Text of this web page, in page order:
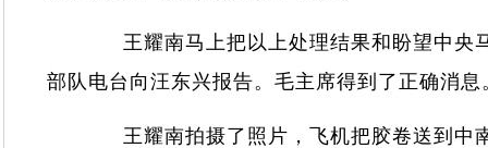
王耀南马上把以上处理结果和盼望中央马
部队电台向汪东兴报告。毛主席得到了正确
王耀南拍摄了照片，飞机把胶卷送到中南